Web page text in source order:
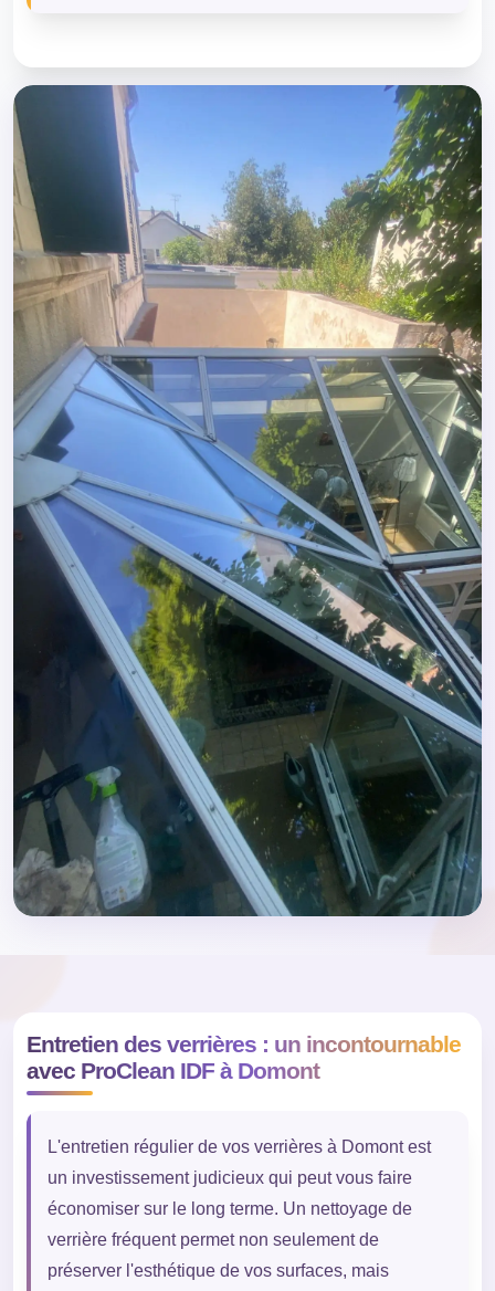
Entretien des verrières : un incontournable
avec ProClean IDF à Domont
L'entretien régulier de vos verrières à Domont est
un investissement judicieux qui peut vous faire
économiser sur le long terme. Un nettoyage de
verrière fréquent permet non seulement de
préserver l'esthétique de vos surfaces, mais